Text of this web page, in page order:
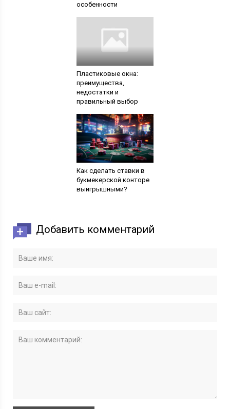
особенности
Пластиковые окна:
преимущества,
недостатки и
правильный выбор
Как сделать ставки в
букмекерской конторе
выигрышными?
Добавить комментарий